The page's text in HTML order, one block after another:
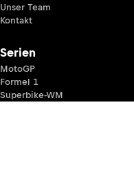
Unser Team
Kontakt
Serien
MotoGP
Formel 1
Superbike-WM